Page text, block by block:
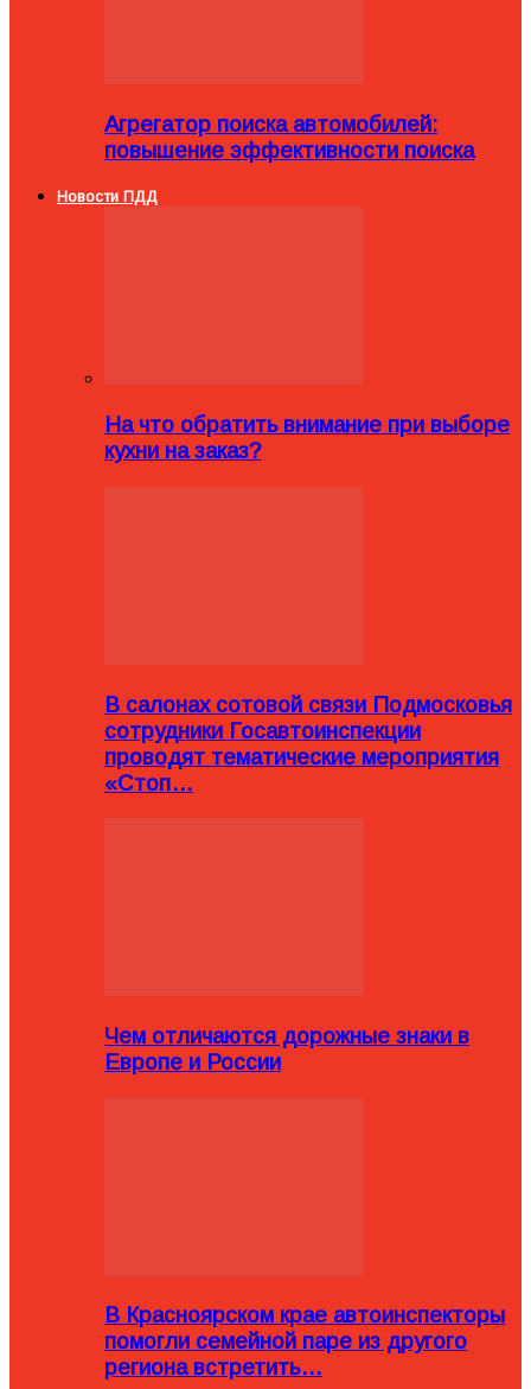
Агрегатор поиска автомобилей:
повышение эффективности поиска
Новости ПДД
На что обратить внимание при выборе
кухни на заказ?
В салонах сотовой связи Подмосковья
сотрудники Госавтоинспекции
проводят тематические мероприятия
«Стоп…
Чем отличаются дорожные знаки в
Европе и России
В Красноярском крае автоинспекторы
помогли семейной паре из другого
региона встретить…